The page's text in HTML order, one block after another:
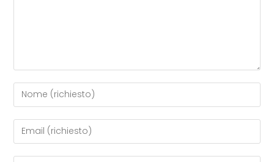
Inserisci
il
tuo
nome
Inserisci
il
tuo